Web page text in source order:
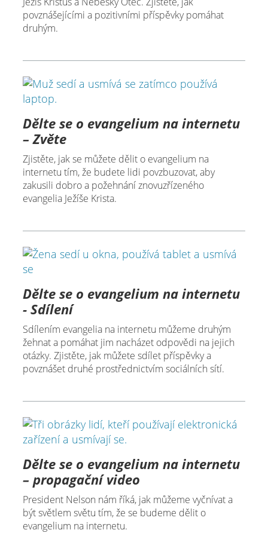
povznášejícími a pozitivními příspěvky pomáhat
druhým.
Dělte se o evangelium na internetu
– Zvěte
Zjistěte, jak se můžete dělit o evangelium na
internetu tím, že budete lidi povzbuzovat, aby
zakusili dobro a požehnání znovuzřízeného
evangelia Ježíše Krista.
Dělte se o evangelium na internetu
- Sdílení
Sdílením evangelia na internetu můžeme druhým
žehnat a pomáhat jim nacházet odpovědi na jejich
otázky. Zjistěte, jak můžete sdílet příspěvky a
povznášet druhé prostřednictvím sociálních sítí.
Dělte se o evangelium na internetu
– propagační video
President Nelson nám říká, jak můžeme vyčnívat a
být světlem světu tím, že se budeme dělit o
evangelium na internetu.